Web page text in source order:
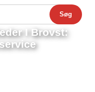
Søg
I Brovst: